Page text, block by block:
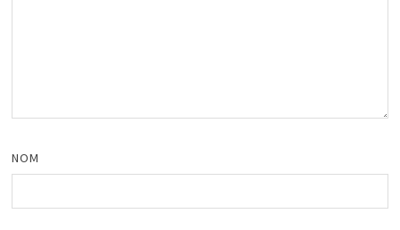
NOM